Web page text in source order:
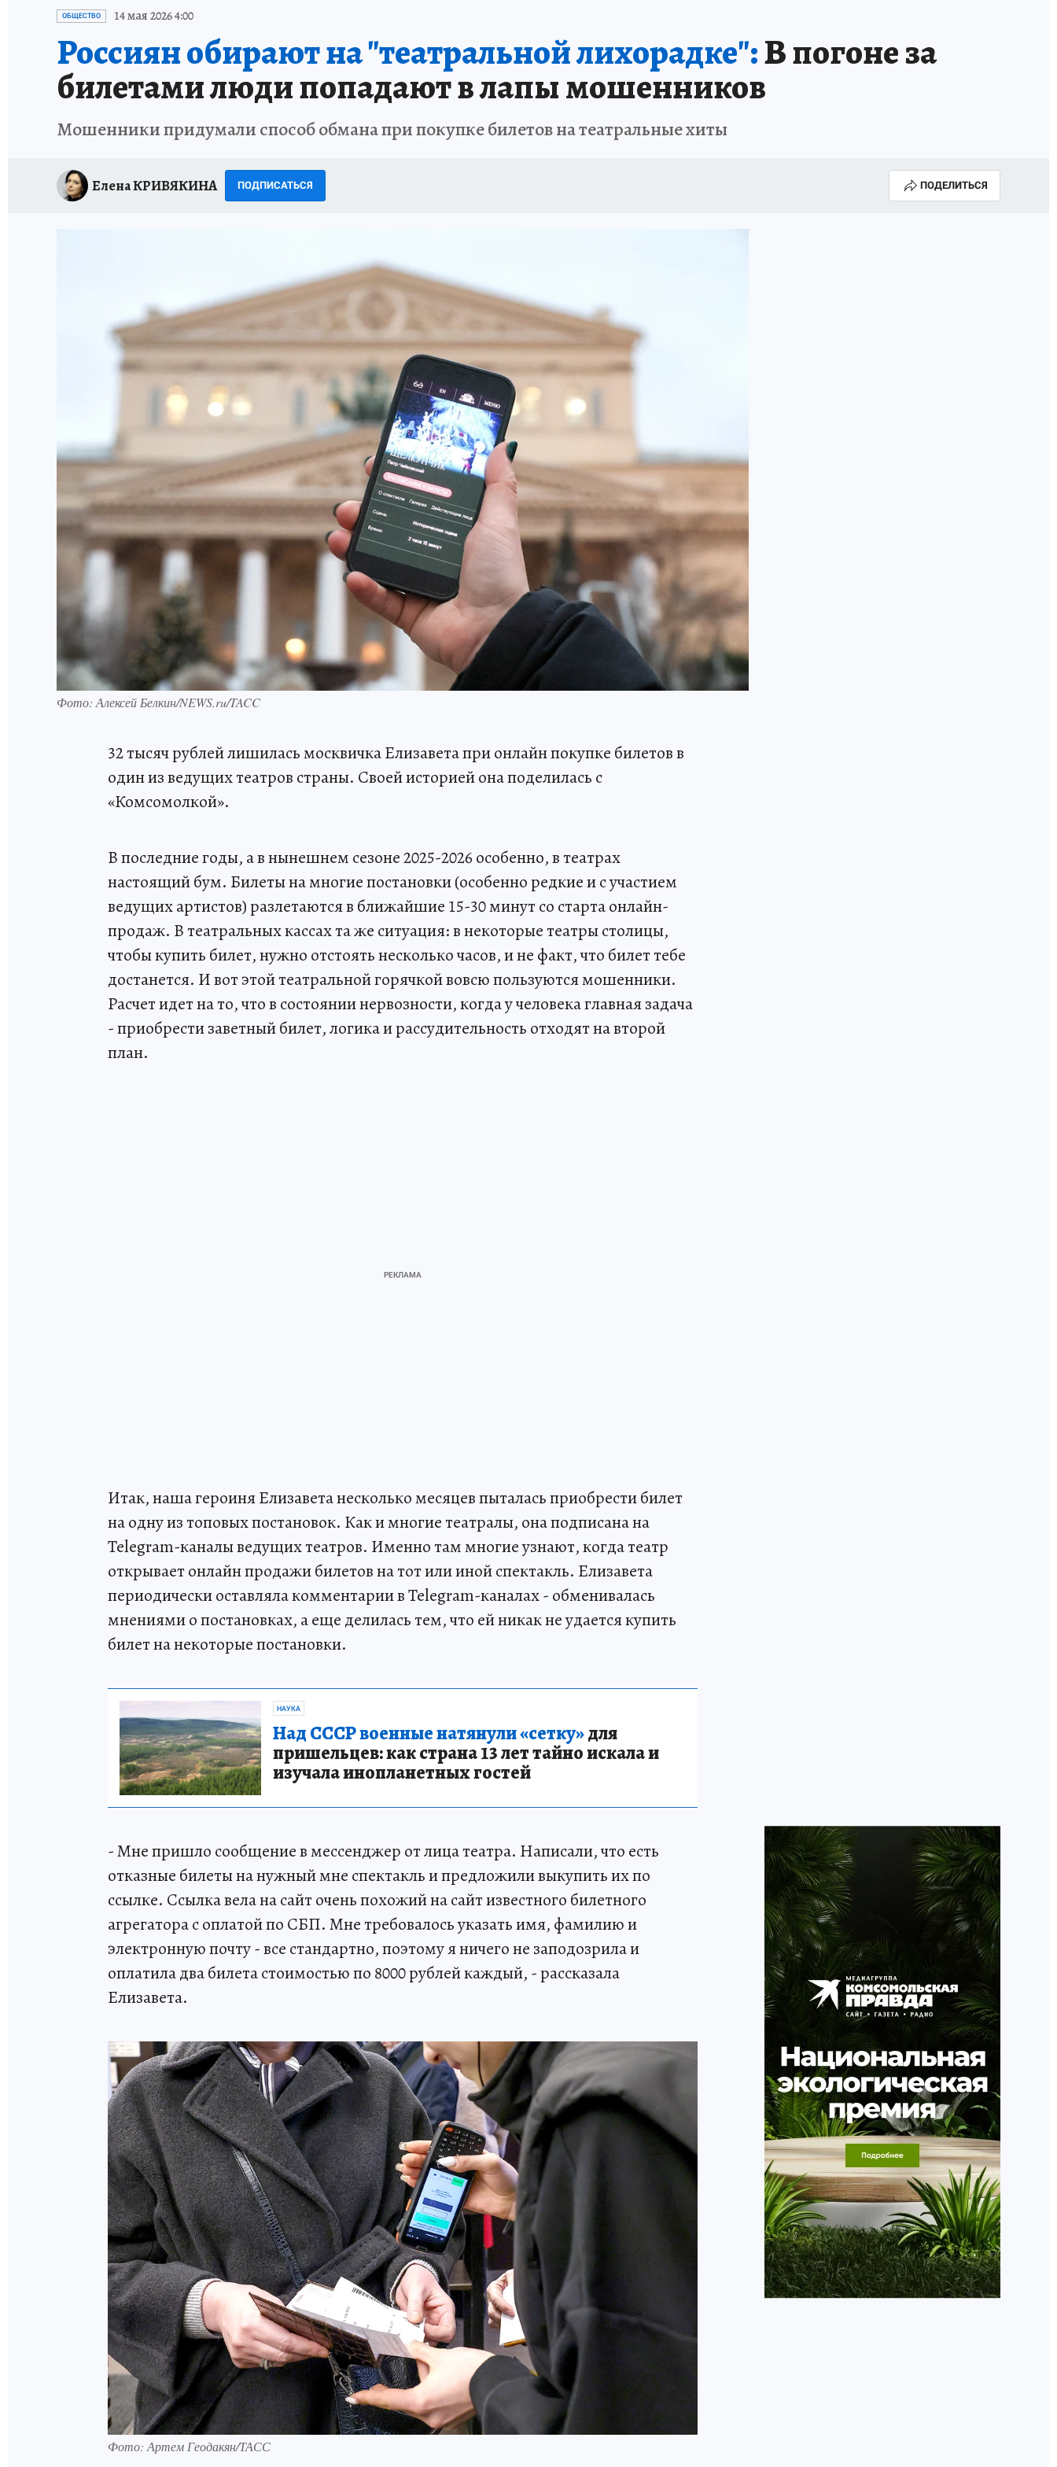
ИСПЫТАНО НА СЕБЕ
ОБЩЕСТВО 14 мая 2026 4:00
Россиян обирают на "театральной лихорадке":В погоне за
билетами люди попадают в лапы мошенников
Мошенники придумали способ обмана при покупке билетов на театральные хиты
Елена КРИВЯКИНА ПОДПИСАТЬСЯ ПОДЕЛИТЬСЯ
Фото: Алексей Белкин/NEWS.ru/TACC
32 тысяч рублей лишилась москвичка Елизавета при онлайн покупке билетов в
один из ведущих театров страны. Своей историей она поделилась с
«Комсомолкой».
В последние годы, а в нынешнем сезоне 2025-2026 особенно, в театрах
настоящий бум. Билеты на многие постановки (особенно редкие и с участием
ведущих артистов) разлетаются в ближайшие 15-30 минут со старта онлайн-
продаж. В театральных кассах та же ситуация: в некоторые театры столицы,
чтобы купить билет, нужно отстоять несколько часов, и не факт, что билет тебе
достанется. И вот этой театральной горячкой вовсю пользуются мошенники.
Расчет идет на то, что в состоянии нервозности, когда у человека главная задача
- приобрести заветный билет, логика и рассудительность отходят на второй
план.
Итак, наша героиня Елизавета несколько месяцев пыталась приобрести билет
на одну из топовых постановок. Как и многие театралы, она подписана на
Telegram-каналы ведущих театров. Именно там многие узнают, когда театр
открывает онлайн продажи билетов на тот или иной спектакль. Елизавета
периодически оставляла комментарии в Telegram-каналах - обменивалась
мнениями о постановках, а еще делилась тем, что ей никак не удается купить
билет на некоторые постановки.
НАУКА
Над СССР военные натянули «сетку»для
пришельцев: как страна 13 лет тайно искала и
изучала инопланетных гостей
- Мне пришло сообщение в мессенджер от лица театра. Написали, что есть
отказные билеты на нужный мне спектакль и предложили выкупить их по
ссылке. Ссылка вела на сайт очень похожий на сайт известного билетного
агрегатора с оплатой по СБП. Мне требовалось указать имя, фамилию и
электронную почту - все стандартно, поэтому я ничего не заподозрила и
оплатила два билета стоимостью по 8000 рублей каждый, - рассказала
Елизавета.
Фото: Артем Геодакян/ТАСС